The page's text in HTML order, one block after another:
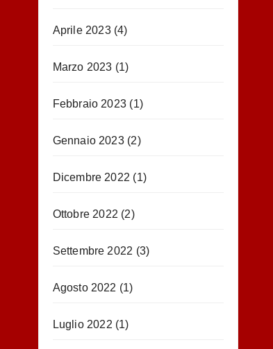
Aprile 2023(4)
Marzo 2023 (1)
Febbraio 2023 (1)
Gennaio 2023(2)
Dicembre 2022 (1)
Ottobre 2022 (2)
Settembre 2022 (3)
Agosto 2022 (1)
Luglio 2022 (1)